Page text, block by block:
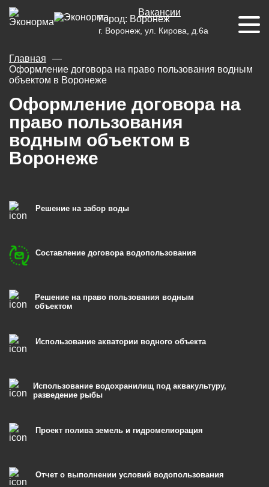
Вакансии
Город: Воронеж
г. Воронеж, ул. Кирова, д.6а
Главная
Оформление договора на право пользования водным
объектом в Воронеже
Оформление договора на
право пользования
водным объектом в
Воронеже
Решение на забор воды
Составление договора водопользования
Решение на право пользования водным
объектом
Использование акватории водного объекта
Использование водохранилищ под аквакультуру,
разведение рыбы
Проект полива земель и гидромелиорация
Отчет о выполнении условий водопользования